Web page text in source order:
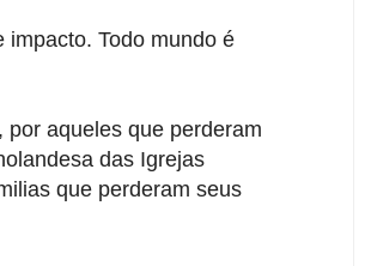
impacto. Todo mundo é
, por aqueles que perderam
das Igrejas
que perderam seus